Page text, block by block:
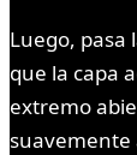
Luego, pasa
que la capa
extremo
suavemente